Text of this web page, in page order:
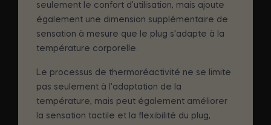
seulement le confort d'utilisation, mais ajoute
également une dimension supplémentaire de
sensation à mesure que le plug s'adapte à la
température corporelle.
Le processus de thermoréactivité ne se limite
pas seulement à l'adaptation de la
température, mais peut également améliorer
la sensation tactile et la flexibilité du plug,